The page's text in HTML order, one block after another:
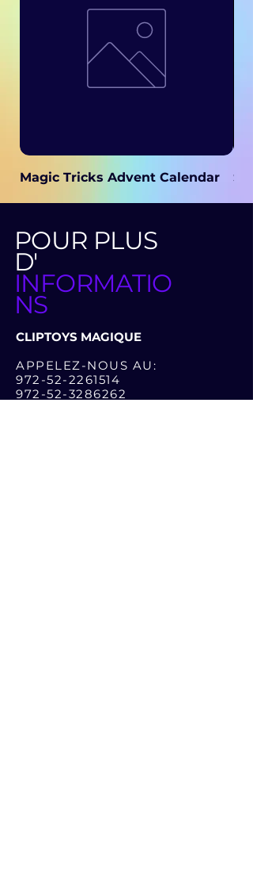
Magic Tricks Advent Calendar
POUR PLUS
D'
INFORMATIO
NS
CLIPTOYS MAGIQUE
APPELEZ-NOUS AU:
972-52-2261514
972-52-3286262